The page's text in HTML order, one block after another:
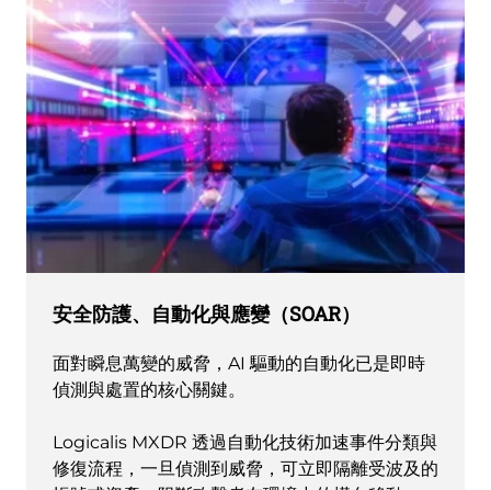
安全防護、自動化與應變（SOAR）
面對瞬息萬變的威脅，AI 驅動的自動化已是即時
偵測與處置的核心關鍵。
Logicalis MXDR 透過自動化技術加速事件分類與
修復流程，一旦偵測到威脅，可立即隔離受波及的